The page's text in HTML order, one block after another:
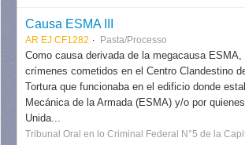
Causa ESMA III
AR EJ CF1282 Pasta/Processo
Como causa derivada de la megacausa
crímenes cometidos en el Centro Clandestino
Tortura que funcionaba en el edificio donde
Mecánica de la Armada (ESMA) y/o por
Unida...
Tribunal Oral en lo Criminal Federal N°5 de la